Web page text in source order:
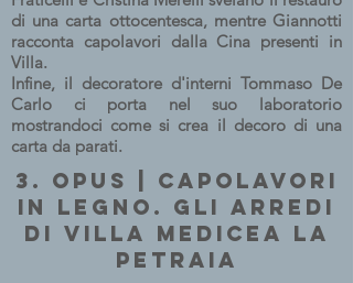
di una carta ottocentesca, mentre Giannotti
racconta capolavori dalla Cina presenti in
Villa.
Infine, il decoratore d'interni Tommaso De
Carlo ci porta nel suo laboratorio
mostrandoci come si crea il decoro di una
carta da parati.
3. Opus | Capolavori
in legno. Gli arredi
di Villa medicea La
Petraia